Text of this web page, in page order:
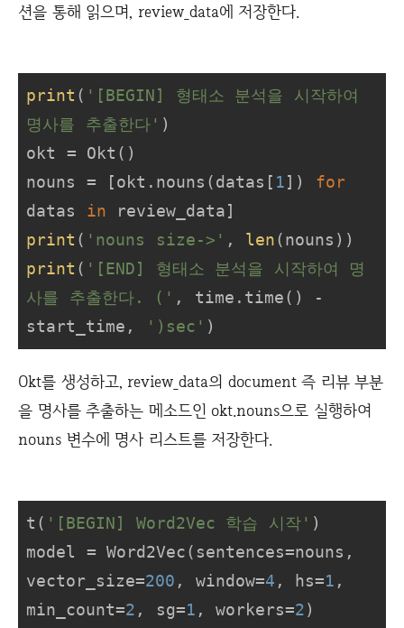
션을 통해 읽으며, review_data에 저장한다.
print ( '[BEGIN] 형태소 분석을 시작하여
명사를 추출한다' )
okt = Okt()
nouns = [okt.nouns(datas[ 1]) for
datas in
print ( 'nouns size->' , len
print ( '[END] 형태소 분석을 시작하여 명
사를 추출한다. (' , time.time() -
start_time,
')sec' )
Okt를 생성하고, review_data의 document 즉 리뷰 부분
을 명사를 추출하는 메소드인 okt.nouns으로 실행하여
nouns 변수에 명사 리스트를 저장한다.
t( '[BEGIN] Word2Vec 학습 시작' )
model = Word2Vec(sentences=nouns,
vector_size=200 , window=4 , hs=1 ,
min_count=2 , sg=1 , workers=2